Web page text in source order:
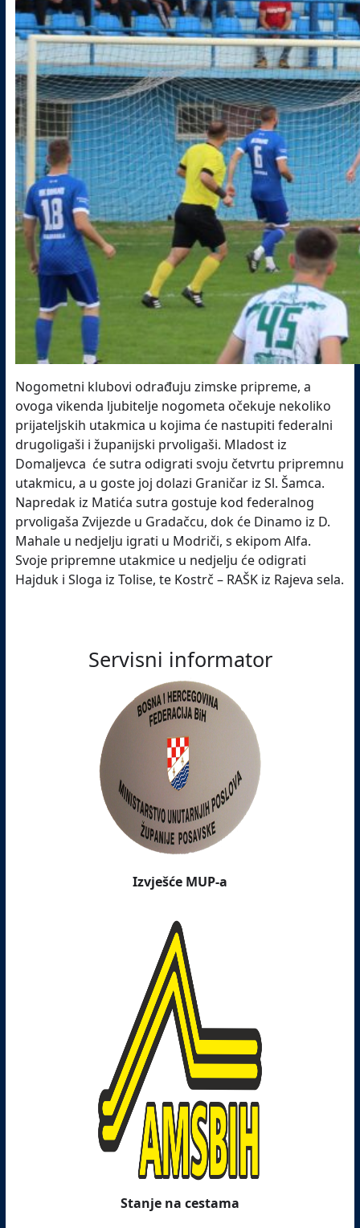
Nogometni klubovi odrađuju zimske pripreme, a
ovoga vikenda ljubitelje nogometa očekuje nekoliko
prijateljskih utakmica u kojima će nastupiti federalni
drugoligaši i županijski prvoligaši. Mladost iz
Domaljevca će sutra odigrati svoju četvrtu pripremnu
utakmicu, a u goste joj dolazi Graničar iz Sl. Šamca.
Napredak iz Matića sutra gostuje kod federalnog
prvoligaša Zvijezde u Gradačcu, dok će Dinamo iz D.
Mahale u nedjelju igrati u Modriči, s ekipom Alfa.
Svoje pripremne utakmice u nedjelju će odigrati
Hajduk i Sloga iz Tolise, te Kostrč – RAŠK iz Rajeva sela.
Servisni informator
Izvješće MUP-a
Stanje na cestama